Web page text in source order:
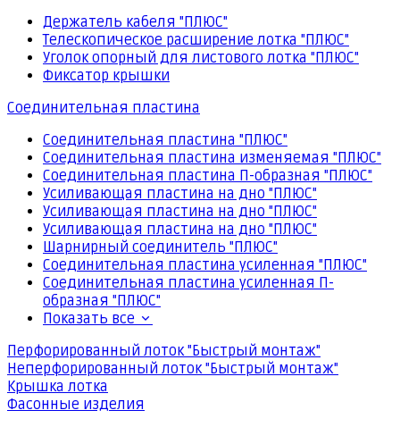
Держатель кабеля "ПЛЮС"
Телескопическое расширение лотка "ПЛЮС"
Уголок опорный для листового лотка "ПЛЮС"
Фиксатор крышки
Соединительная пластина
Соединительная пластина "ПЛЮС"
Соединительная пластина изменяемая "ПЛЮС"
Соединительная пластина П-образная "ПЛЮС"
Усиливающая пластина на дно "ПЛЮС"
Усиливающая пластина на дно "ПЛЮС"
Усиливающая пластина на дно "ПЛЮС"
Шарнирный соединитель "ПЛЮС"
Соединительная пластина усиленная "ПЛЮС"
Соединительная пластина усиленная П-
образная "ПЛЮС"
Показать все
Перфорированный лоток "Быстрый монтаж"
Неперфорированный лоток "Быстрый монтаж"
Крышка лотка
Фасонные изделия